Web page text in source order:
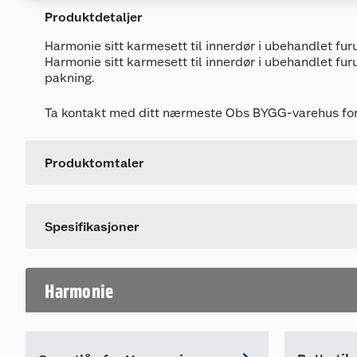
Produktdetaljer
Harmonie sitt karmesett til innerdør i ubehandlet
Harmonie sitt karmesett til innerdør i ubehandlet
pakning.
Ta kontakt med ditt nærmeste Obs BYGG-varehus
Produktomtaler
Spesifikasjoner
Generelt
Leverandørens artikkelnummer
Harmonie